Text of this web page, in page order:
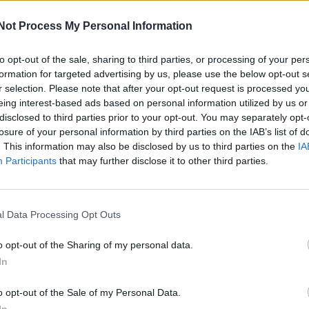
Process My Personal Information
opt-out of the sale, sharing to third parties, or processing of your
for targeted advertising by us, please use the below opt-out
selection. Please note that after your opt-out request is processed
interest-based ads based on personal information utilized by us
to third parties prior to your opt-out. You may separately
of your personal information by third parties on the IAB’s list of
This information may also be disclosed by us to third parties on the
Participants that may further disclose it to other third parties.
Data Processing Opt Outs
opt-out of the Sharing of my personal data.
opt-out of the Sale of my Personal Data.
assumindo também um papel relevante na
lojas, serviços e empresas do concelho
de visibilidade, ativação comercial e
e Industrial da Bairrada reforça a
do concelho, potenciando sinergias entre
“Anadia Impact Fashion” afirma-se, assim,
talento e da oferta comercial de Anadia,
do concelho enquanto território
do comércio local
diversas ações, junto da comunidade,
local, marcas e entidades do concelho,
o evento e incentivar uma participação